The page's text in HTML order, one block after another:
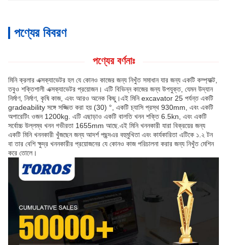
পণ্যের বিবরণ
পণ্যের বর্ণনাঃ
মিনি ক্রলার এক্সক্যাভেটর হল যে কোনও কাজের জন্য নিখুঁত সমাধান যার জন্য একটি কম্প্যাক্ট,
তবুও শক্তিশালী এক্সক্যাভেটর প্রয়োজন। এটি বিভিন্ন কাজের জন্য উপযুক্ত, যেমন উদ্যান
নির্মাণ, নির্মাণ, কৃষি কাজ, এবং আরও অনেক কিছু।এই মিনি excavator 25 পর্যন্ত একটি
gradeability সঙ্গে সজ্জিত করা হয় (30) °, একটি চ্যাসি প্রস্থ 930mm, এবং একটি
অপারেটিং ওজন 1200kg. এটি এছাড়াও একটি বালতি খনন শক্তি 6.5kn, এবং একটি
সর্বোচ্চ উল্লম্ব খনন গভীরতা 1655mm আছে.এই মিনি খননকারী যারা বিক্রয়ের জন্য
একটি মিনি খননকারী খুঁজছেন জন্য আদর্শ পছন্দএর বহুমুখিতা এবং কার্যকারিতা এটিকে ১.২ টন
বা তার বেশি ক্ষুদ্র খননকারীর প্রয়োজনের যে কোনও কাজ পরিচালনা করার জন্য নিখুঁত মেশিন
করে তোলে।